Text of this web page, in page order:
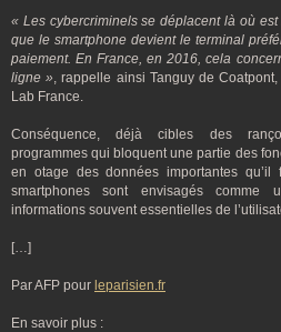
« Les cybercriminels se déplacent là où
que le smartphone devient le terminal
paiement. En France, en 2016, cela
ligne », rappelle ainsi Tanguy de
Lab France.
Conséquence, déjà cibles des
programmes qui bloquent une partie des
en otage des données importantes
smartphones sont envisagés comme
informations souvent essentielles de
[…]
Par AFP pour leparisien.fr
En savoir plus :